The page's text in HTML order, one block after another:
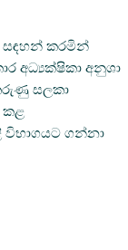
සඳහන් කරමින්
අධ්‍යක්ෂිකා අනුශා
සලකා
කළ
ගන්නා